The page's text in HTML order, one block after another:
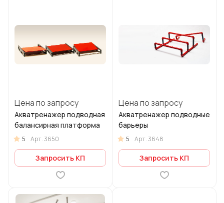
Цена по запросу
Акватренажер подводная
балансирная платформа
5 Арт.3650
Запросить КП
Цена по запросу
Акватренажер подводные
барьеры
5 Арт.3648
Запросить КП